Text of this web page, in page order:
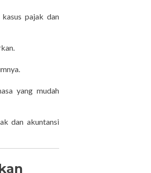
pajak dan
yang mudah
dan akuntansi